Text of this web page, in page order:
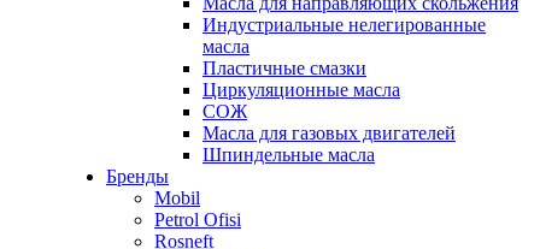
Индустриальные нелегированные
масла
Пластичные смазки
Циркуляционные масла
СОЖ
Масла для газовых двигателей
Шпиндельные масла
Бренды
Mobil
Petrol Ofisi
Rosneft